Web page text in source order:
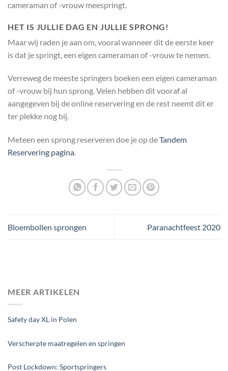
MEER ARTIKELEN
Safety day XL in Polen
Verscherpte maatregelen en springen
Post Lockdown: Sportspringers
cameraman of -vrouw meespringt.
HET IS JULLIE DAG EN JULLIE SPRONG!
Maar wij raden je aan om, vooral wanneer dit de eerste keer
is dat je springt, een eigen cameraman of -vrouw te nemen.
Verreweg de meeste springers boeken een eigen cameraman
of -vrouw bij hun sprong. Velen hebben dit vooraf al
aangegeven bij de online reservering en de rest neemt dit er
ter plekke nog bij.
Meteen een sprong reserveren doe je op deTandem
Reservering pagina.
Bloembollen sprongen Paranachtfeest 2020